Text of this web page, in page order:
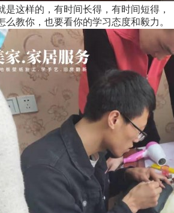
是这样的，有时间长得，有时间短得，
么教你，也要看你的学习态度和毅力。